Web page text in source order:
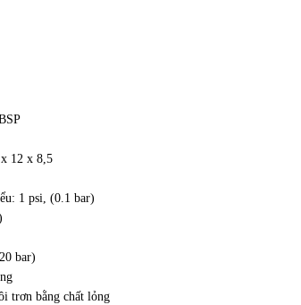
12 x 8,5
1 psi, (0.1 bar)
bar)
trơn bằng chất lỏng